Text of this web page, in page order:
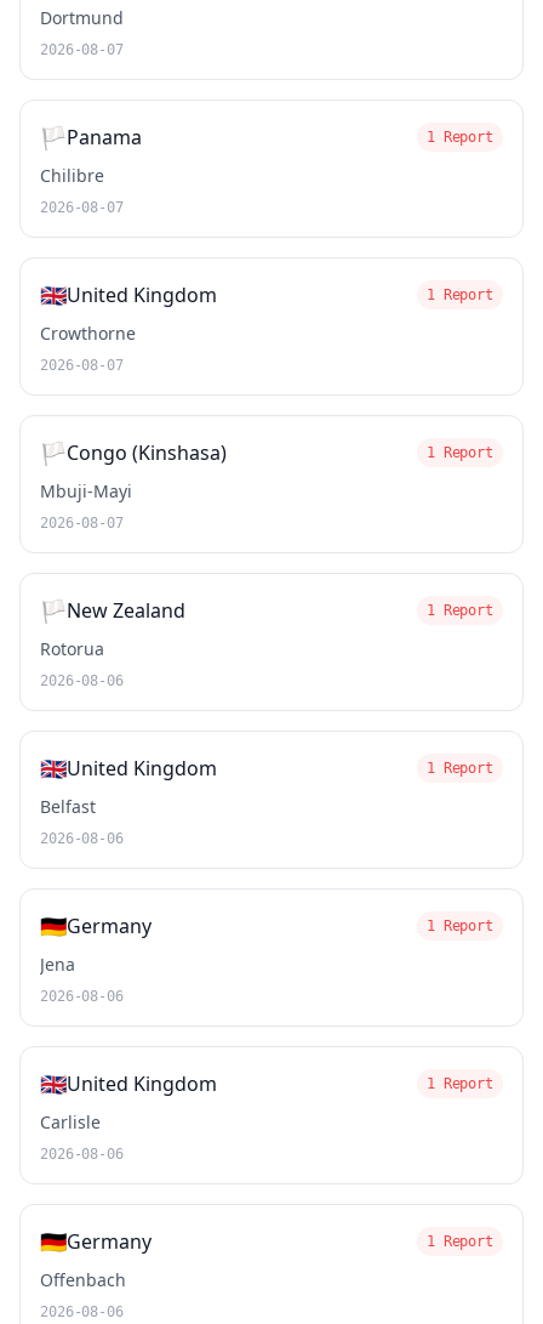
Dortmund
2026-08-07
🏳️Panama 1 Report
Chilibre
2026-08-07
🇬🇧United Kingdom 1 Report
Crowthorne
2026-08-07
🏳️Congo (Kinshasa) 1 Report
Mbuji-Mayi
2026-08-07
🏳️New Zealand 1 Report
Rotorua
2026-08-06
🇬🇧United Kingdom 1 Report
Belfast
2026-08-06
🇩🇪Germany 1 Report
Jena
2026-08-06
🇬🇧United Kingdom 1 Report
Carlisle
2026-08-06
🇩🇪Germany 1 Report
Offenbach
2026-08-06